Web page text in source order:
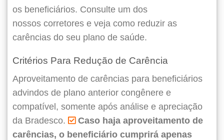
os beneficiários. Consulte um dos
nossos corretores e veja como reduzir as
carências do seu plano de saúde.
Critérios Para Redução de Carência
Aproveitamento de carências para beneficiários
advindos de plano anterior congênere e
compatível, somente após análise e apreciação
da Bradesco.
Caso haja aproveitamento de
carências, o beneficiário cumprirá apenas